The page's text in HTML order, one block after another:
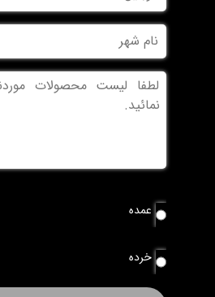
نام
شهر
بدون
عنوان
نوع
سفارش
عمده
خرده